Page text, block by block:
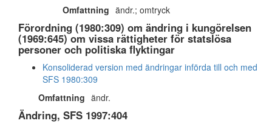
Omfattning ändr.; omtryck
Förordning (1980:309) om ändring i kungörelsen
(1969:645) om vissa rättigheter för statslösa
personer och politiska flyktingar
Konsoliderad version med ändringar införda till och med
SFS 1980:309
Omfattning ändr.
Ändring, SFS 1997:404